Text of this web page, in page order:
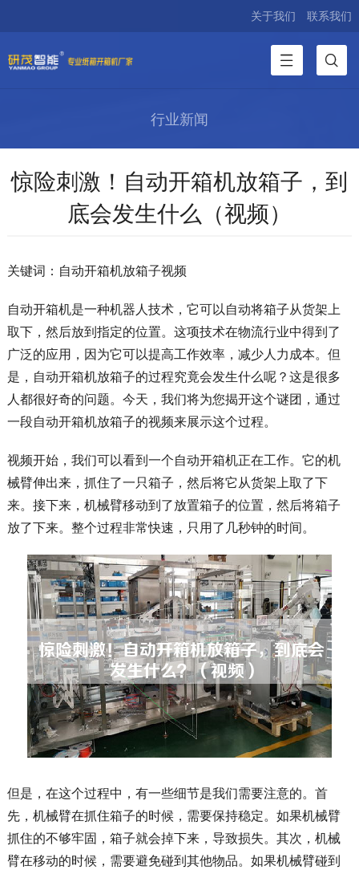
关于我们 联系我们
行业新闻
惊险刺激！自动开箱机放箱子，到
底会发生什么（视频）
关键词：自动开箱机放箱子视频
自动开箱机是一种机器人技术，它可以自动将箱子从货架上
取下，然后放到指定的位置。这项技术在物流行业中得到了
广泛的应用，因为它可以提高工作效率，减少人力成本。但
是，自动开箱机放箱子的过程究竟会发生什么呢？这是很多
人都很好奇的问题。今天，我们将为您揭开这个谜团，通过
一段自动开箱机放箱子的视频来展示这个过程。
视频开始，我们可以看到一个自动开箱机正在工作。它的机
械臂伸出来，抓住了一只箱子，然后将它从货架上取了下
来。接下来，机械臂移动到了放置箱子的位置，然后将箱子
放了下来。整个过程非常快速，只用了几秒钟的时间。
但是，在这个过程中，有一些细节是我们需要注意的。首
先，机械臂在抓住箱子的时候，需要保持稳定。如果机械臂
抓住的不够牢固，箱子就会掉下来，导致损失。其次，机械
臂在移动的时候，需要避免碰到其他物品。如果机械臂碰到